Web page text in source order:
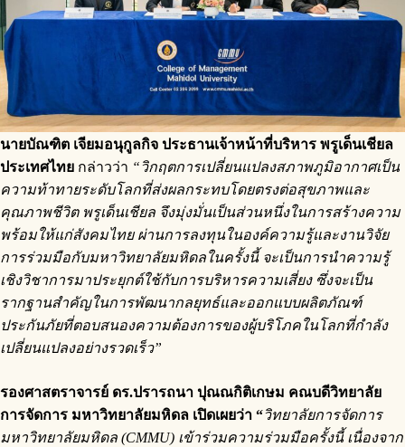
นายบัณฑิต เจียมอนุกูลกิจ ประธานเจ้าหน้าที่บริหาร พรูเด็นเชียล
ประเทศไทย กล่าวว่า “วิกฤตการเปลี่ยนแปลงสภาพภูมิอากาศเป็น
ความท้าทายระดับโลกที่ส่งผลกระทบโดยตรงต่อสุขภาพและ
คุณภาพชีวิต พรูเด็นเชียล จึงมุ่งมั่นเป็นส่วนหนึ่งในการสร้างความ
พร้อมให้แก่สังคมไทย ผ่านการลงทุนในองค์ความรู้และงานวิจัย
การร่วมมือกับมหาวิทยาลัยมหิดลในครั้งนี้ จะเป็นการนำความรู้
เชิงวิชาการมาประยุกต์ใช้กับการบริหารความเสี่ยง ซึ่งจะเป็น
รากฐานสำคัญในการพัฒนากลยุทธ์และออกแบบผลิตภัณฑ์
ประกันภัยที่ตอบสนองความต้องการของผู้บริโภคในโลกที่กำลัง
เปลี่ยนแปลงอย่างรวดเร็ว”
รองศาสตราจารย์ ดร.ปรารถนา ปุณณกิติเกษม คณบดีวิทยาลัย
การจัดการ มหาวิทยาลัยมหิดล เปิดเผยว่า “วิทยาลัยการจัดการ
มหาวิทยาลัยมหิดล (CMMU) เข้าร่วมความร่วมมือครั้งนี้ เนื่องจาก